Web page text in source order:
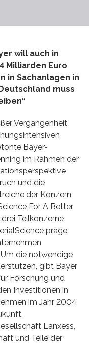
will auch in
Milliarden Euro
in Sachanlagen in
muss
Vergangenheit
Bayer-
im Rahmen der
und die
der Konzern
For A Better
drei Teilkonzerne
präge,
Um die notwendige
gibt Bayer
Forschung und
Investitionen in
im Jahr 2004
Lanxess,
und Teile der